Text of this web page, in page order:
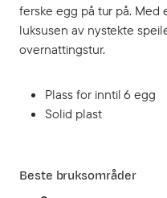
ferske egg på tur på. Med
luksusen av nystekte
overnattingstur.
Plass for inntil 6 egg
Solid plast
Beste bruksområder